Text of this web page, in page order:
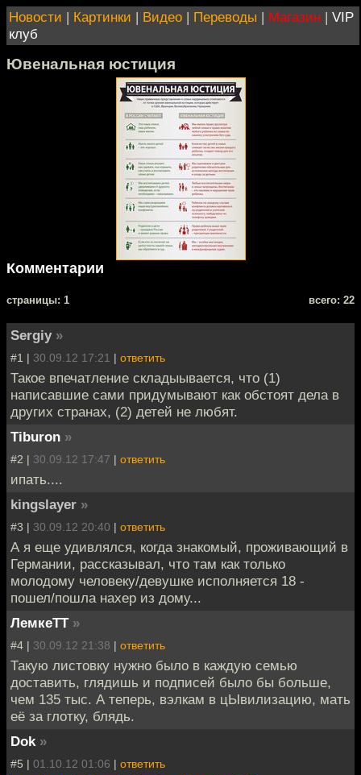
Новости | Картинки | Видео | Переводы | Магазин | VIP
клуб
Ювенальная юстиция
Комментарии
cтраницы: 1 всего: 22
Sergiy »
#1 | 30.09.12 17:21 | ответить
Такое впечатление складыывается, что (1)
написавшие сами придумывают как обстоят дела в
других странах, (2) детей не любят.
Tiburon »
#2 | 30.09.12 17:47 | ответить
ипать....
kingslayer »
#3 | 30.09.12 20:40 | ответить
А я еще удивлялся, когда знакомый, проживающий в
Германии, рассказывал, что там как только
молодому человеку/девушке исполняется 18 -
пошел/пошла нахер из дому...
ЛемкеТТ »
#4 | 30.09.12 21:38 | ответить
Такую листовку нужно было в каждую семью
доставить, глядишь и подписей было бы больше,
чем 135 тыс. А теперь, вэлкам в цЫвилизацию, мать
её за глотку, блядь.
Dok »
#5 | 01.10.12 01:06 | ответить